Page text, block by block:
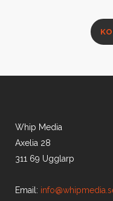
Whip Media
Axelia 28
311 69 Ugglarp
Email: